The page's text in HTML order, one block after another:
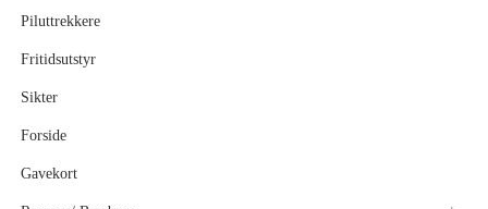
Piluttrekkere
Fritidsutstyr
Sikter
Forside
Gavekort